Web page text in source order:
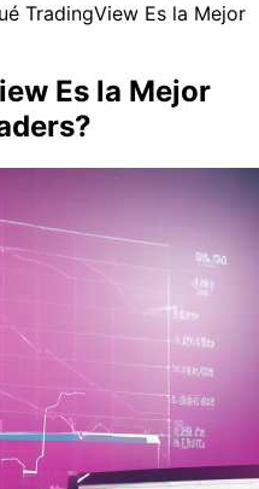
TradingView Es la Mejor
Es la Mejor